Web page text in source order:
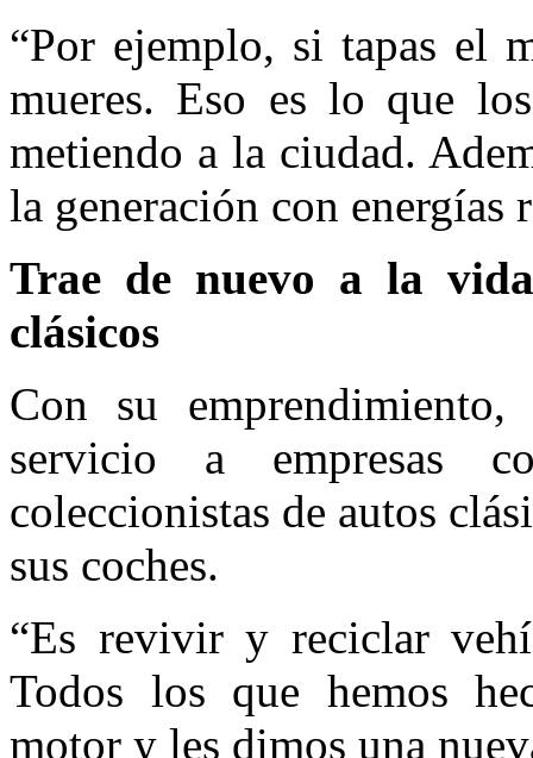
“Por ejemplo, si tapas el
mueres. Eso es lo que
metiendo a la ciudad.
la generación con energías
Trae de nuevo a la
clásicos
Con su
servicio a empresas
coleccionistas de autos
sus coches.
“Es revivir y reciclar
Todos los que hemos
motor y les dimos una